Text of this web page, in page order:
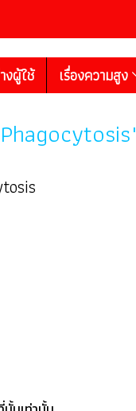
งผู้ใช้ เรื่องความสูง